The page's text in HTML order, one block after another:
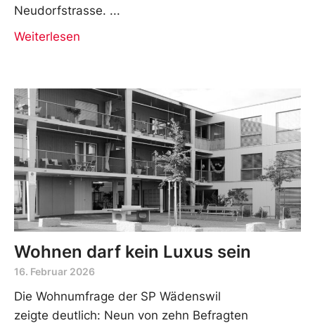
Neudorfstrasse.
Weiterlesen
Wohnen darf kein Luxus sein
16. Februar 2026
Die Wohnumfrage der SP Wädenswil
zeigte deutlich: Neun von zehn Befragten